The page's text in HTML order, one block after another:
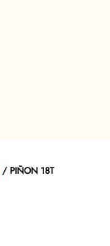
/ PIÑON 18T